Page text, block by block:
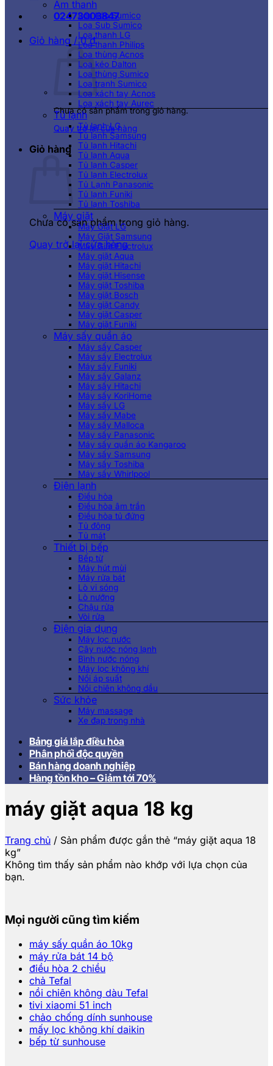
02473003847
Giỏ hàng /0₫
Chưa có sản phẩm trong giỏ hàng.
Quay trở lại cửa hàng
Giỏ hàng
Chưa có sản phẩm trong giỏ hàng.
Quay trở lại cửa hàng
Âm thanh
Loa kéo Sumico
Loa Sub Sumico
Loa thanh LG
Loa thanh Philips
Loa thùng Acnos
Loa kéo Dalton
Loa thùng Sumico
Loa tranh Sumico
Loa xách tay Acnos
Loa xách tay Aurec
Tủ lạnh
Tủ lạnh LG
Tủ lạnh Samsung
Tủ lạnh Hitachi
Tủ lạnh Aqua
Tủ lạnh Casper
Tủ lạnh Electrolux
Tủ Lạnh Panasonic
Tủ lạnh Funiki
Tủ lạnh Toshiba
Máy giặt
Máy Giặt LG
Máy Giặt Samsung
Máy Giặt Electrolux
Máy giặt Aqua
Máy giặt Hitachi
Máy giặt Hisense
Máy giặt Toshiba
Máy giặt Bosch
Máy giặt Candy
Máy giặt Casper
Máy giặt Funiki
Máy sấy quần áo
Máy sấy Casper
Máy sấy Electrolux
Máy sấy Funiki
Máy sấy Galanz
Máy sấy Hitachi
Máy sấy KoriHome
Máy sấy LG
Máy sấy Mabe
Máy sấy Malloca
Máy sấy Panasonic
Máy sấy quần áo Kangaroo
Máy sấy Samsung
Máy sấy Toshiba
Máy sấy Whirlpool
Điện lạnh
Điều hòa
Điều hòa âm trần
Điều hòa tủ đứng
Tủ đông
Tủ mát
Thiết bị bếp
Bếp từ
Máy hút mùi
Máy rửa bát
Lò vi sóng
Lò nướng
Chậu rửa
Vòi rửa
Điện gia dụng
Máy lọc nước
Cây nước nóng lạnh
Bình nước nóng
Máy lọc không khí
Nồi áp suất
Nồi chiên không dầu
Sức khỏe
Máy massage
Xe đạp trong nhà
Bảng giá lắp điều hòa
Phân phối độc quyền
Bán hàng doanh nghiệp
Hàng tồn kho – Giảm tới 70%
máy giặt aqua 18 kg
Trang chủ / Sản phẩm được gắn thẻ “máy giặt aqua 18
kg”
Không tìm thấy sản phẩm nào khớp với lựa chọn của
bạn.
Mọi người cũng tìm kiếm
máy sấy quần áo 10kg
máy rửa bát 14 bộ
điều hòa 2 chiều
chả Tefal
nồi chiên không dàu Tefal
tivi xiaomi 51 inch
chảo chống dính sunhouse
mấy lọc không khí daikin
bếp từ sunhouse